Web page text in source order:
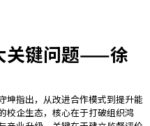
关键问题——徐
坤指出，从改进合作模式到提升能
校企生态，核心在于打破组织鸿